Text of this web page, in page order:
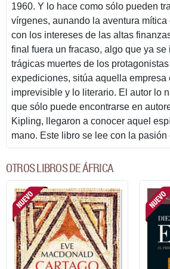
1960. Y lo hace como sólo pueden
vírgenes, aunando la aventura
con los intereses de las altas
final fuera un fracaso, algo que ya
trágicas muertes de los
expediciones, sitúa aquella empresa
imprevisible y lo literario. El autor lo
que sólo puede encontrarse en
Kipling, llegaron a conocer aquel
mano. Este libro se lee con la pasión
OTROS LIBROS DE ÁFRICA